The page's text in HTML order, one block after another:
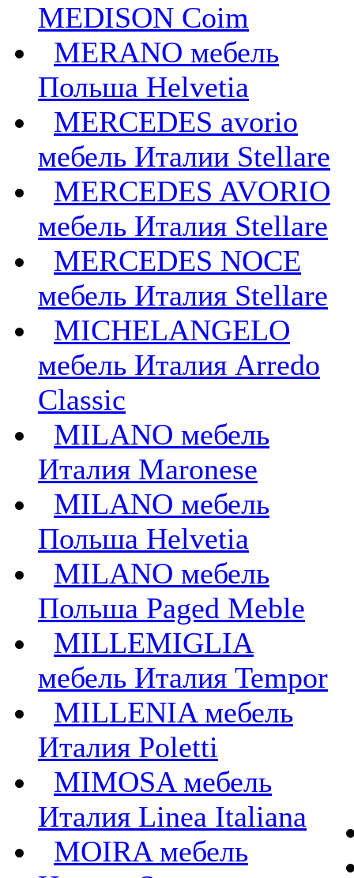
MEDISON Coim
MERANO мебель
Польша Helvetia
MERCEDES avorio
мебель Италии Stellare
MERCEDES AVORIO
мебель Италия Stellare
MERCEDES NOCE
мебель Италия Stellare
MICHELANGELO
мебель Италия Arredo
Classic
MILANO мебель
Италия Maronese
MILANO мебель
Польша Helvetia
MILANO мебель
Польша Paged Meble
MILLEMIGLIA
мебель Италия Tempor
MILLENIA мебель
Италия Poletti
MIMOSA мебель
Италия Linea Italiana
MOIRA мебель